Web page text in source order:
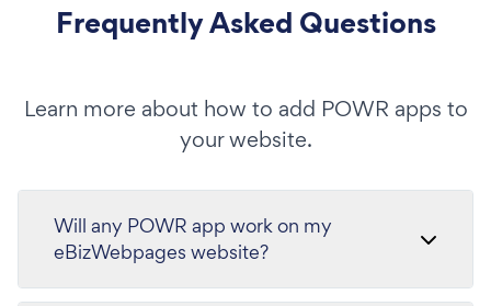
Frequently Asked Questions
Learn more about how to add POWR apps to
your website.
Will any POWR app work on my
eBizWebpages website?